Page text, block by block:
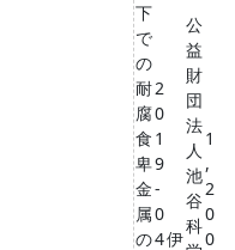
下
で
の
耐
腐
食
卑
金
属
の
2
0
1
9
-
0
4伊
公
益
財
団
法
人
池
谷
科
1
,
2
0
0